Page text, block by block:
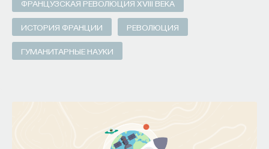
ФРАНЦУЗСКАЯ РЕВОЛЮЦИЯ XVIII ВЕКА
ИСТОРИЯ ФРАНЦИИ РЕВОЛЮЦИЯ
ГУМАНИТАРНЫЕ НАУКИ